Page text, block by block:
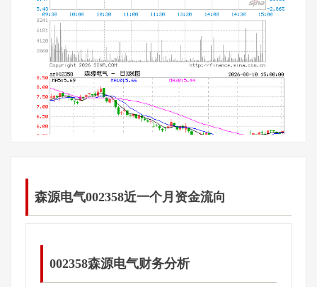
森源电气002358近一个月资金流向
002358森源电气财务分析